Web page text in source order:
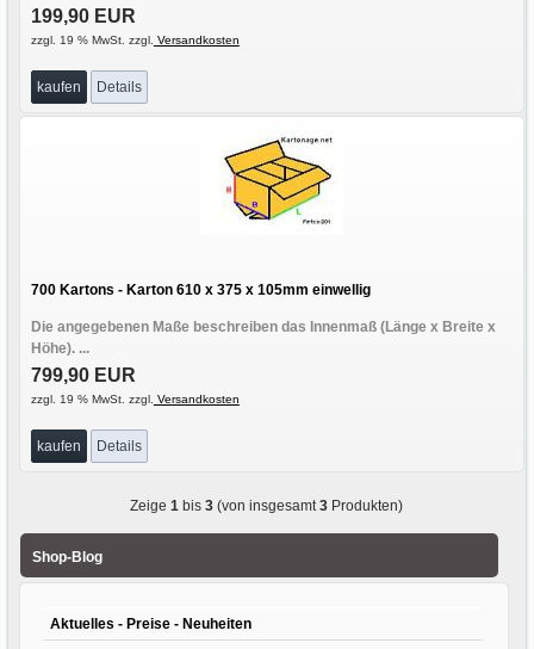
199,90 EUR
zzgl. 19 % MwSt. zzgl. Versandkosten
kaufen Details
700 Kartons - Karton 610 x 375 x 105mm einwellig
Die angegebenen Maße beschreiben das Innenmaß (Länge x Breite x
Höhe). ...
799,90 EUR
zzgl. 19 % MwSt. zzgl. Versandkosten
kaufen Details
Zeige1 bis3 (von insgesamt3 Produkten)
Shop-Blog
Aktuelles - Preise - Neuheiten